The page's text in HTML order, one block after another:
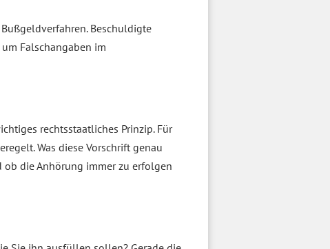
Beschuldigte
Falschangaben im
rechtsstaatliches Prinzip. Für
Was diese Vorschrift genau
die Anhörung immer zu erfolgen